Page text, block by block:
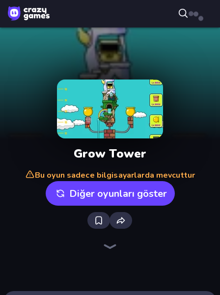
Grow Tower
Bu oyun sadece bilgisayarlarda mevcuttur
Diğer oyunları göster